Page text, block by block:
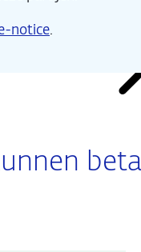
notice.